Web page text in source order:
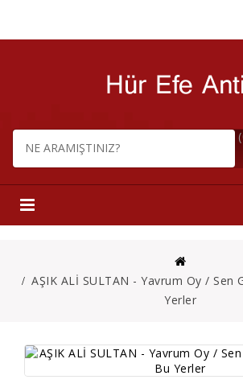
AŞIK ALİ SULTAN - Yavrum Oy / Sen
Yerler